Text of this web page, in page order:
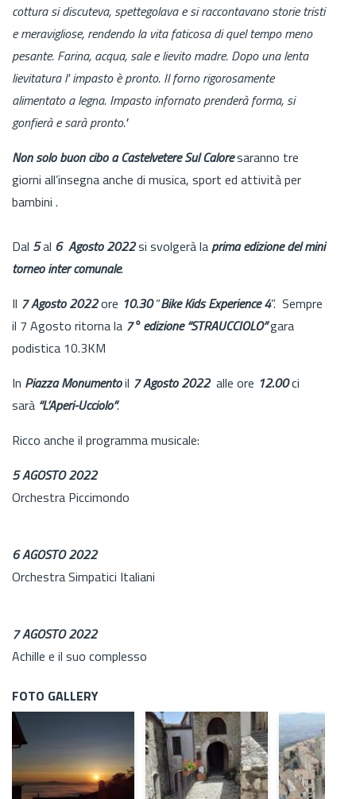
cottura si discuteva, spettegolava e si raccontavano storie tristi
e meravigliose, rendendo la vita faticosa di quel tempo meno
pesante. Farina, acqua, sale e lievito madre. Dopo una lenta
lievitatura l' impasto è pronto. Il forno rigorosamente
alimentato a legna. Impasto infornato prenderà forma, si
gonfierà e sarà pronto."
Non solo buon cibo a Castelvetere Sul Caloresaranno tre
giorni all’insegna anche di musica, sport ed attività per
bambini .
Dal 5al 6 Agosto 2022si svolgerà laprima edizione del mini
torneo inter comunale.
Il 7 Agosto 2022ore 10.30“Bike Kids Experience 4”. Sempre
il 7 Agosto ritorna la 7° edizione “STRAUCCIOLO”gara
podistica 10.3KM
In Piazza Monumentoil 7 Agosto 2022alle ore 12.00ci
sarà “L’Aperi-Ucciolo”.
Ricco anche il programma musicale:
5 AGOSTO 2022
Orchestra Piccimondo
6 AGOSTO 2022
Orchestra Simpatici Italiani
7 AGOSTO 2022
Achille e il suo complesso
FOTO GALLERY